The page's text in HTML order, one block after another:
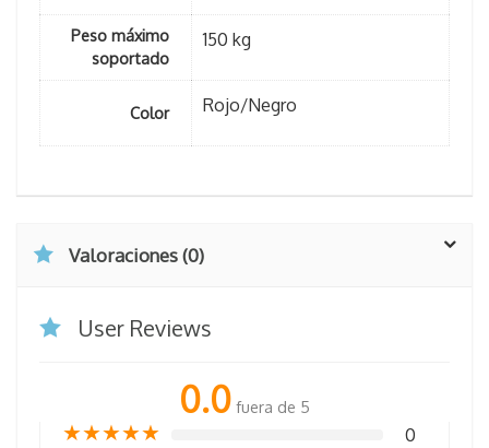
Peso máximo
soportado
150 kg
Color Rojo/Negro
Valoraciones (0)
User Reviews
0.0 fuera de 5
★★★★★ 0